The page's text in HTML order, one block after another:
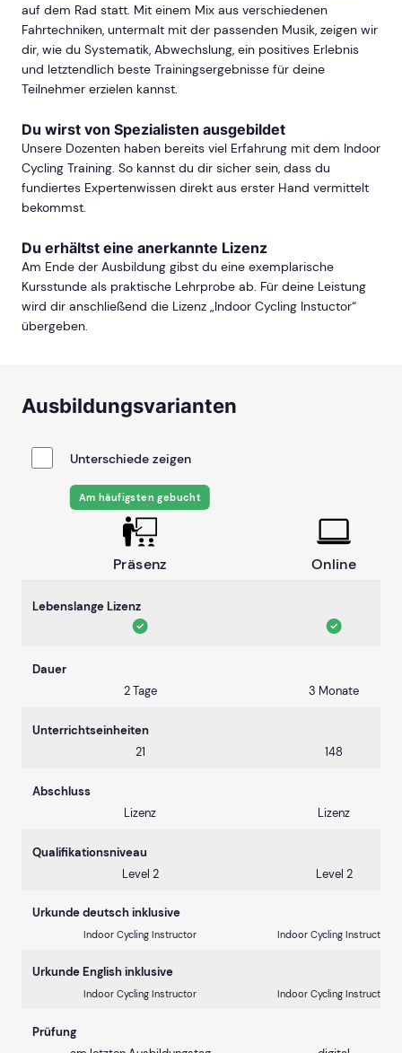
auf dem Rad statt. Mit einem Mix aus verschiedenen
Fahrtechniken, untermalt mit der passenden Musik, zeigen wir
dir, wie du Systematik, Abwechslung, ein positives Erlebnis
und letztendlich beste Trainingsergebnisse für deine
Teilnehmer erzielen kannst.
Du wirst von Spezialisten ausgebildet
Unsere Dozenten haben bereits viel Erfahrung mit dem Indoor
Cycling Training. So kannst du dir sicher sein, dass du
fundiertes Expertenwissen direkt aus erster Hand vermittelt
bekommst.
Du erhältst eine anerkannte Lizenz
Am Ende der Ausbildung gibst du eine exemplarische
Kursstunde als praktische Lehrprobe ab. Für deine Leistung
wird dir anschließend die Lizenz „Indoor Cycling Instuctor“
übergeben.
Ausbildungsvarianten
Unterschiede zeigen
Präsenz
Am häufigsten gebucht
Online
Lebenslange Lizenz
Dauer
2 Tage
3 Monate
Unterrichtseinheiten
21
148
Abschluss
Lizenz
Lizenz
Qualifikationsniveau
Level 2
Level 2
Urkunde deutsch inklusive
Indoor Cycling Instructor Indoor Cycling Instructor
Urkunde English inklusive
Indoor Cycling Instructor Indoor Cycling Instructor
Prüfung